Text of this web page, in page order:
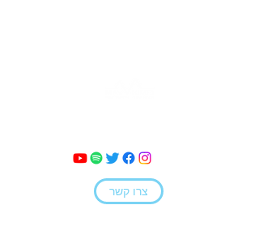
צרו קשר